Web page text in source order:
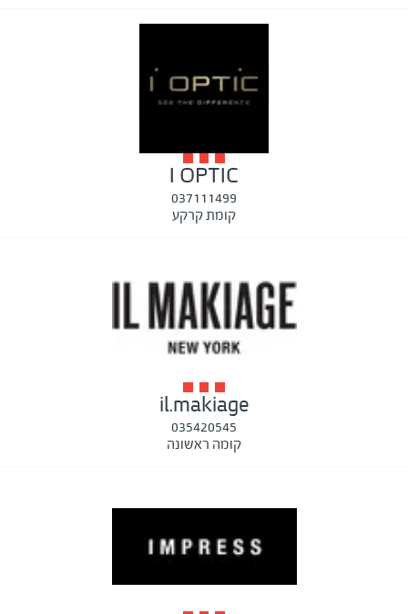
I OPTIC
037111499
קומת קרקע
il.makiage
035420545
קומה ראשונה